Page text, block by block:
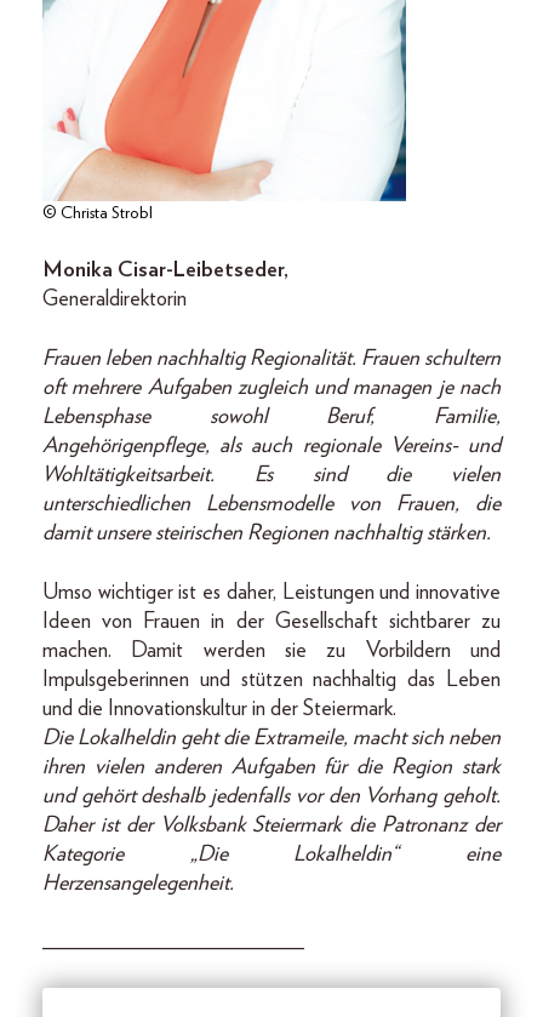
© Christa Strobl
Monika Cisar-Leibetseder,
Generaldirektorin
Frauen leben nachhaltig Regionalität. Frauen schultern
oft mehrere Aufgaben zugleich und managen je nach
Lebensphase sowohl Beruf, Familie,
Angehörigenpflege, als auch regionale Vereins- und
Wohltätigkeitsarbeit. Es sind die vielen
unterschiedlichen Lebensmodelle von Frauen, die
damit unsere steirischen Regionen nachhaltig stärken.
Umso wichtiger ist es daher, Leistungen und innovative
Ideen von Frauen in der Gesellschaft sichtbarer zu
machen. Damit werden sie zu Vorbildern und
Impulsgeberinnen und stützen nachhaltig das Leben
und die Innovationskultur in der Steiermark.
Die Lokalheldin geht die Extra­meile, macht sich neben
ihren vielen anderen Aufgaben für die Region stark
und gehört deshalb jedenfalls vor den Vorhang geholt.
Daher ist der Volksbank Steiermark die Patronanz der
Kategorie „Die Lokalheldin“ eine
Herzens­angelegenheit.
________________________